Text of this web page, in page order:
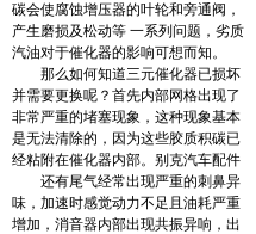
碳会使腐蚀增压器的叶轮和旁通阀，
产生磨损及松动等 一系列问题，劣质
汽油对于催化器的影响可想而知。
那么如何知道三元催化器已损坏
并需要更换呢？首先内部网格出现了
非常严重的堵塞现象，这种现象基本
是无法清除的，因为这些胶质积碳已
经粘附在催化器内部。别克汽车配件
还有尾气经常出现严重的刺鼻异
味，加速时感觉动力不足且油耗严重
增加，消音器内部出现共振异响，出